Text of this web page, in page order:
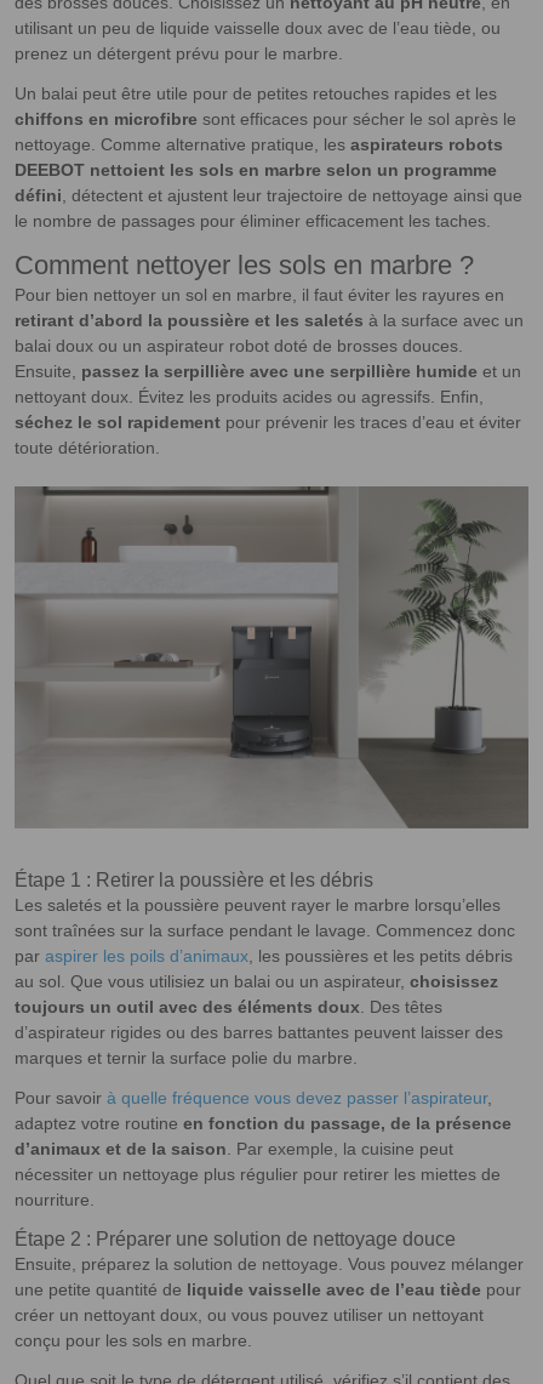
utilisant un peu de liquide vaisselle doux avec de l’eau tiède, ou
prenez un détergent prévu pour le marbre.
Un balai peut être utile pour de petites retouches rapides et les
chiffons en microfibre sont efficaces pour sécher le sol après le
nettoyage. Comme alternative pratique, les aspirateurs robots
DEEBOT nettoient les sols en marbre selon un programme
défini , détectent et ajustent leur trajectoire de nettoyage ainsi que
le nombre de passages pour éliminer efficacement les taches.
Comment nettoyer les sols en marbre ?
Pour bien nettoyer un sol en marbre, il faut éviter les rayures en
retirant d’abord la poussière et les saletés à la surface avec un
balai doux ou un aspirateur robot doté de brosses douces.
Ensuite, passez la serpillière avec une serpillière humide et un
nettoyant doux. Évitez les produits acides ou agressifs. Enfin,
séchez le sol rapidement pour prévenir les traces d’eau et éviter
toute détérioration.
Étape 1 : Retirer la poussière et les débris
Les saletés et la poussière peuvent rayer le marbre lorsqu’elles
sont traînées sur la surface pendant le lavage. Commencez donc
par aspirer les poils d’animaux, les poussières et les petits débris
au sol. Que vous utilisiez un balai ou un aspirateur, choisissez
toujours un outil avec des éléments doux. Des têtes
d’aspirateur rigides ou des barres battantes peuvent laisser des
marques et ternir la surface polie du marbre.
Pour savoir à quelle fréquence vous devez passer l’aspirateur,
adaptez votre routine en fonction du passage, de la présence
d’animaux et de la saison. Par exemple, la cuisine peut
nécessiter un nettoyage plus régulier pour retirer les miettes de
nourriture.
Étape 2 : Préparer une solution de nettoyage douce
Ensuite, préparez la solution de nettoyage. Vous pouvez mélanger
une petite quantité de
liquide vaisselle avec de l’eau tiède pour
créer un nettoyant doux, ou vous pouvez utiliser un nettoyant
conçu pour les sols en marbre.